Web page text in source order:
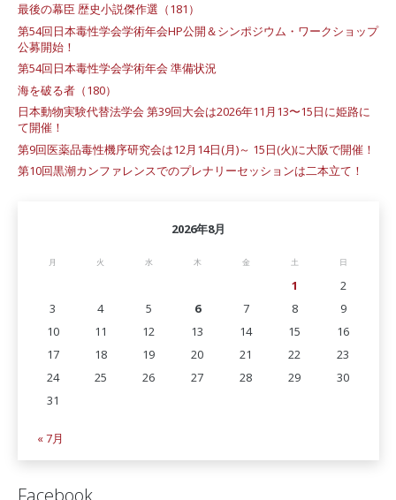
最後の幕臣 歴史小説傑作選（181）
第54回日本毒性学会学術年会HP公開＆シンポジウム・ワークショップ
公募開始！
第54回日本毒性学会学術年会 準備状況
海を破る者（180）
日本動物実験代替法学会 第39回大会は2026年11月13〜15日に姫路に
て開催！
第9回医薬品毒性機序研究会は12月14日(月)～ 15日(火)に大阪で開催！
第10回黒潮カンファレンスでのプレナリーセッションは二本立て！
2026年8月
月 火 水 木 金 土 日
1
2
3
4 5 6 7 8
9
10
11 12 13 14 15
16
17
18 19 20 21 22
23
24
25 26 27 28 29
30
31
« 7月